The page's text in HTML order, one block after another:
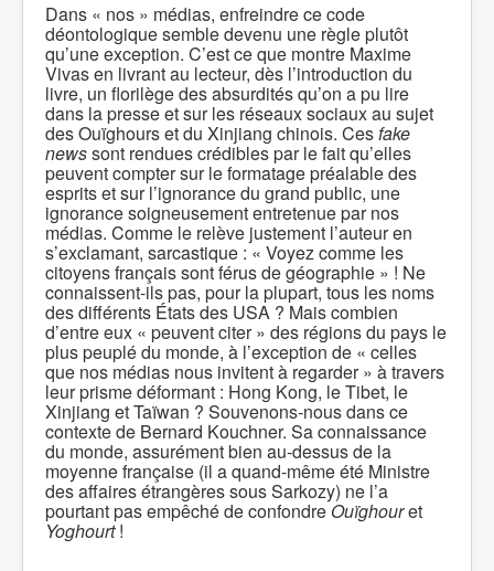
Dans « nos » médias, enfreindre ce code
déontologique semble devenu une règle plutôt
qu’une exception. C’est ce que montre Maxime
Vivas en livrant au lecteur, dès l’introduction du
livre, un florilège des absurdités qu’on a pu lire
dans la presse et sur les réseaux sociaux au sujet
des Ouïghours et du Xinjiang chinois. Cesfake
newssont rendues crédibles par le fait qu’elles
peuvent compter sur le formatage préalable des
esprits et sur l’ignorance du grand public, une
ignorance soigneusement entretenue par nos
médias. Comme le relève justement l’auteur en
s’exclamant, sarcastique : « Voyez comme les
citoyens français sont férus de géographie » ! Ne
connaissent-ils pas, pour la plupart, tous les noms
des différents États des USA ? Mais combien
d’entre eux « peuvent citer » des régions du pays le
plus peuplé du monde, à l’exception de « celles
que nos médias nous invitent à regarder » à travers
leur prisme déformant : Hong Kong, le Tibet, le
Xinjiang et Taïwan ? Souvenons-nous dans ce
contexte de Bernard Kouchner. Sa connaissance
du monde, assurément bien au-dessus de la
moyenne française (il a quand-même été Ministre
des affaires étrangères sous Sarkozy) ne l’a
pourtant pas empêché de confondreOuïghouret
Yoghourt!